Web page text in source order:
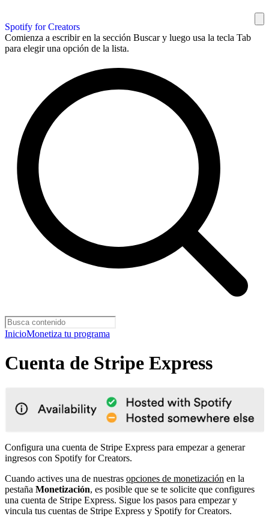
Spotify for Creators
Comienza a escribir en la sección Buscar y luego usa la tecla Tab
para elegir una opción de la lista.
InicioMonetiza tu programa
Cuenta de Stripe Express
Configura una cuenta de Stripe Express para empezar a generar
ingresos con Spotify for Creators.
Cuando actives una de nuestras opciones de monetización en la
pestaña Monetización, es posible que se te solicite que configures
una cuenta de Stripe Express. Sigue los pasos para empezar y
vincula tus cuentas de Stripe Express y Spotify for Creators.